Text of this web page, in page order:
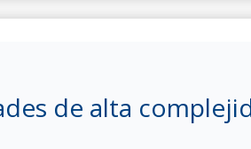
de alta